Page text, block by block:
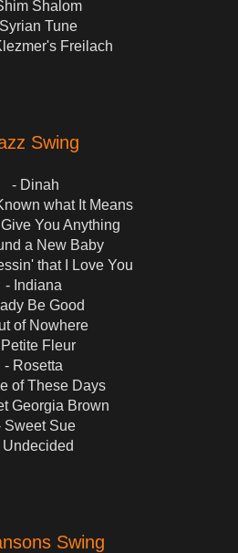
Shalom
Tune
Freilach
Swing
- Dinah
what It Means
You Anything
a New Baby
that I Love You
- Indiana
Be Good
of Nowhere
Fleur
- Rosetta
of These Days
Georgia Brown
Sweet Sue
Undecided
Swing